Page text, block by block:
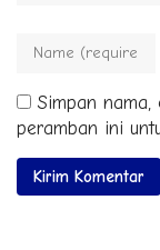
Simpan
peramban ini